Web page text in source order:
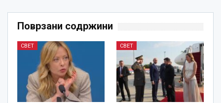
Поврзани содржини
СВЕТ СВЕТ